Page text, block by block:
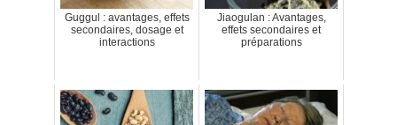
Guggul : avantages, effets
secondaires, dosage et
interactions
Jiaogulan : Avantages,
effets secondaires et
préparations